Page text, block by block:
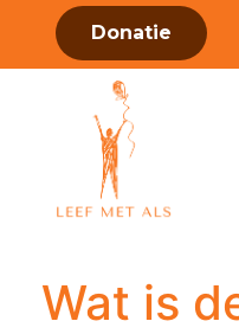
Donatie
Wat is